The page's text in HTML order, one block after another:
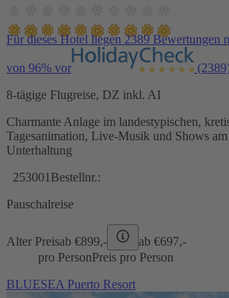
Für dieses Hotel liegen 2389 Bewertungen
von 96% vor
8-tägige Flugreise, DZ inkl. AI
Charmante Anlage im landestypischen,
Tagesanimation, Live-Musik und Shows
Unterhaltung
253001 Bestellnr.:
Pauschalreise
Alter Preisab €899,- ab €697,-
pro PersonPreis pro Person
BLUESEA Puerto Resort